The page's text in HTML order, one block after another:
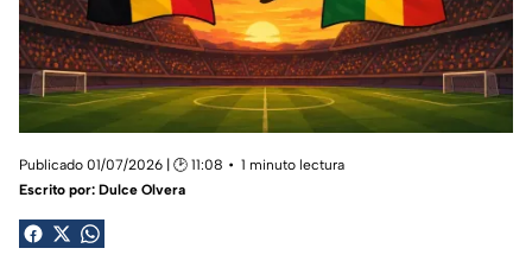
Publicado 01/07/2026 | 🕑 11:08
1 minuto lectura
Escrito por: Dulce Olvera